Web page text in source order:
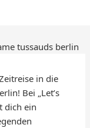
in die
Bei „Let’s
dich ein